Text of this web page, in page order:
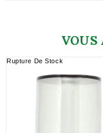
VOUS
Rupture De Stock